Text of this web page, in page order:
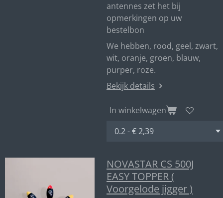
antennes zet het bij
opmerkingen op uw
bestelbon
We hebben, rood, geel, zwart,
wit, oranje, groen, blauw,
purper, roze.
Bekijk details
In winkelwagen
NOVASTAR CS 500J
EASY TOPPER (
Voorgelode jigger )